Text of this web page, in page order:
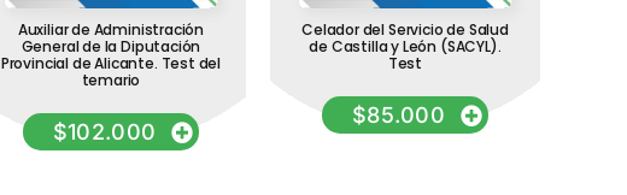
Auxiliar de Administración
General de la Diputación
Provincial de Alicante. Test del
temario
$102.000
Celador del Servicio de Salud
de Castilla y León (SACYL).
Test
$85.000